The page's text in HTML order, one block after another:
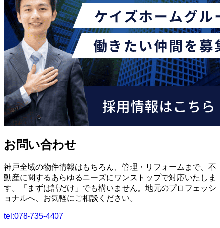
お問い合わせ
神戸全域の物件情報はもちろん、管理・リフォームまで、不
動産に関するあらゆるニーズにワンストップで対応いたしま
す。「まずは話だけ」でも構いません。地元のプロフェッシ
ョナルへ、お気軽にご相談ください。
tel:078-735-4407